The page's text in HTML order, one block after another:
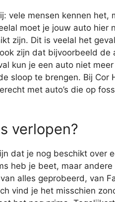
vele mensen kennen
moet je jouw auto hier
zijn. Dit is veelal het
zijn dat bijvoorbeeld
kun je een auto niet
sloop te brengen. Bij Cor
met auto’s die op
verlopen?
dat je nog beschikt over
heb je beet, maar
alles geprobeerd, van
vind je het misschien